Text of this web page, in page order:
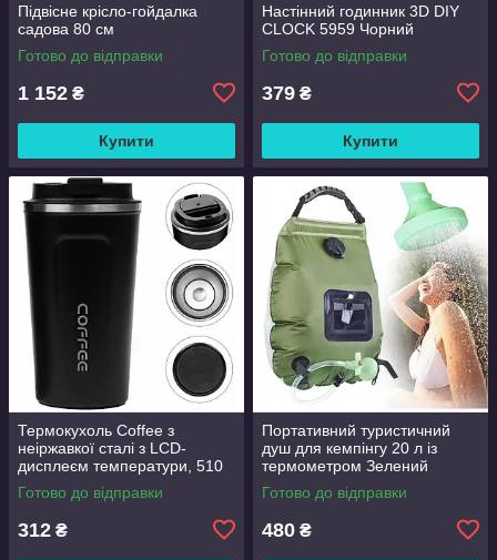
Підвісне крісло-гойдалка
садова 80 см
Готово до відправки
1 152 ₴
Купити
Настінний годинник 3D DIY
CLOCK 5959 Чорний
Готово до відправки
379 ₴
Купити
Термокухоль Coffee з
неіржавкої сталі з LCD-
дисплеєм температури, 510
мл Чорний
Готово до відправки
312 ₴
Портативний туристичний
душ для кемпінгу 20 л із
термометром Зелений
Готово до відправки
480 ₴